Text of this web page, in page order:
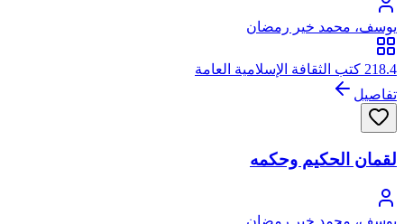
يوسف، محمد خير رمضان
218.4 كتب الثقافة الإسلامية العامة
تفاصيل
لقمان الحكيم وحكمه
يوسف، محمد خير رمضان